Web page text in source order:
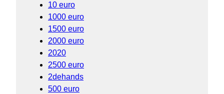
10 euro
1000 euro
1500 euro
2000 euro
2020
2500 euro
2dehands
500 euro